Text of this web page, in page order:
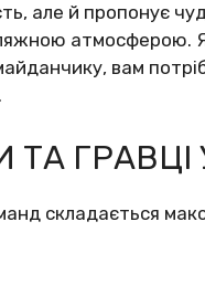
але й пропонує
атмосферою.
вам
ТА
складається